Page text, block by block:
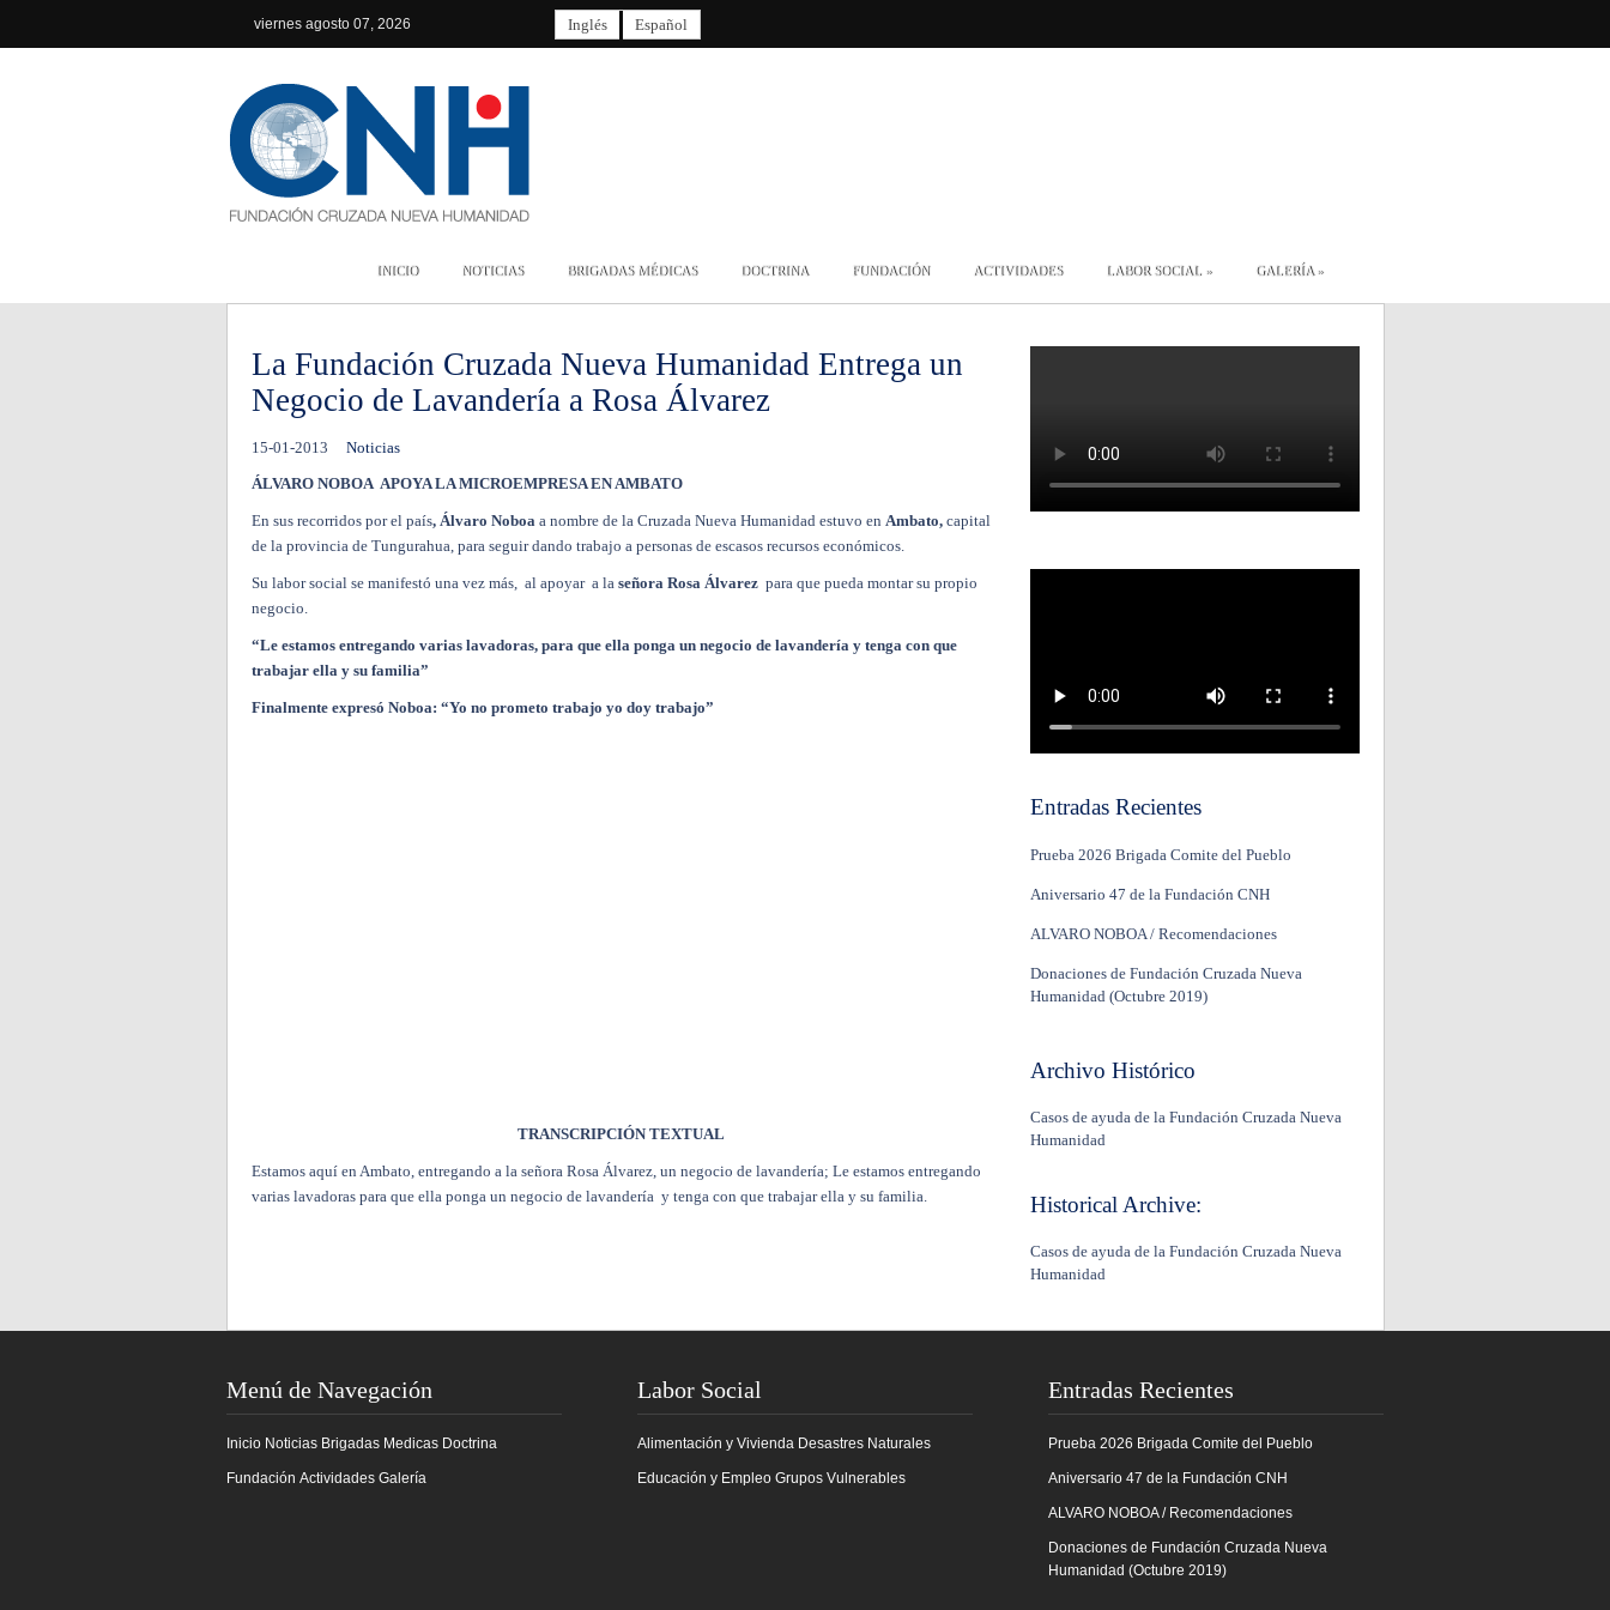
viernes agosto 07, 2026 Inglés Español
INICIO NOTICIAS BRIGADAS MÉDICAS DOCTRINA FUNDACIÓN ACTIVIDADES LABOR SOCIAL » GALERÍA»
La Fundación Cruzada Nueva Humanidad Entrega un
Negocio de Lavandería a Rosa Álvarez
15-01-2013 Noticias
ÁLVARO NOBOA APOYA LA MICROEMPRESA EN AMBATO
En sus recorridos por el país, Álvaro Noboaa nombre de la Cruzada Nueva Humanidad estuvo en Ambato,capital
de la provincia de Tungurahua, para seguir dando trabajo a personas de escasos recursos económicos.
Su labor social se manifestó una vez más, al apoyar a la señora Rosa Álvarezpara que pueda montar su propio
negocio.
“Le estamos entregando varias lavadoras, para que ella ponga un negocio de lavandería y tenga con que
trabajar ella y su familia”
Finalmente expresó Noboa: “Yo no prometo trabajo yo doy trabajo”
TRANSCRIPCIÓN TEXTUAL
Estamos aquí en Ambato, entregando a la señora Rosa Álvarez, un negocio de lavandería; Le estamos entregando
varias lavadoras para que ella ponga un negocio de lavandería y tenga con que trabajar ella y su familia.
Entradas Recientes
Prueba 2026 Brigada Comite del Pueblo
Aniversario 47 de la Fundación CNH
ALVARO NOBOA / Recomendaciones
Donaciones de Fundación Cruzada Nueva
Humanidad (Octubre 2019)
Archivo Histórico
Casos de ayuda de la Fundación Cruzada Nueva
Humanidad
Historical Archive:
Casos de ayuda de la Fundación Cruzada Nueva
Humanidad
Menú de Navegación
Inicio Noticias Brigadas Medicas Doctrina
Fundación Actividades Galería
Labor Social
Alimentación y Vivienda Desastres Naturales
Educación y Empleo Grupos Vulnerables
Entradas Recientes
Prueba 2026 Brigada Comite del Pueblo
Aniversario 47 de la Fundación CNH
ALVARO NOBOA / Recomendaciones
Donaciones de Fundación Cruzada Nueva
Humanidad (Octubre 2019)